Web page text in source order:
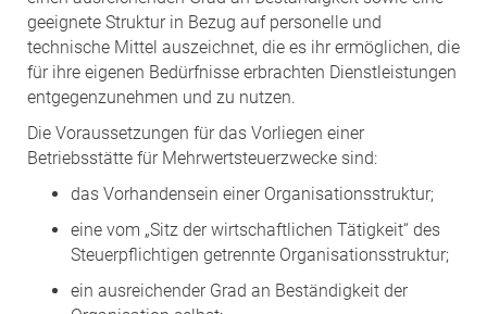
geeignete Struktur in Bezug auf personelle und
technische Mittel auszeichnet, die es ihr ermöglichen, die
für ihre eigenen Bedürfnisse erbrachten Dienstleistungen
entgegenzunehmen und zu nutzen.
Die Voraussetzungen für das Vorliegen einer
Betriebsstätte für Mehrwertsteuerzwecke sind:
das Vorhandensein einer Organisationsstruktur;
eine vom „Sitz der wirtschaftlichen Tätigkeit“ des
Steuerpflichtigen getrennte Organisationsstruktur;
ein ausreichender Grad an Beständigkeit der